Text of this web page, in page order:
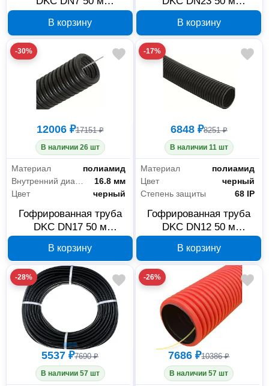
В корзину В корзину
-30%
12006 ₽17151 ₽
В наличии 26 шт
Материал
полиамид
Внутренний диаметр
16.8 мм
Цвет
черный
Гофрированная труба
DKC DN17 50 м
В корзину
-17%
6848 ₽8251 ₽
В наличии 11 шт
Материал
полиамид
Цвет
черный
Степень защиты
68 IP
Гофрированная труба
DKC DN12 50 м
В корзину
-28%
5537 ₽7690 ₽
В наличии 57 шт
-26%
7686 ₽10386 ₽
В наличии 57 шт